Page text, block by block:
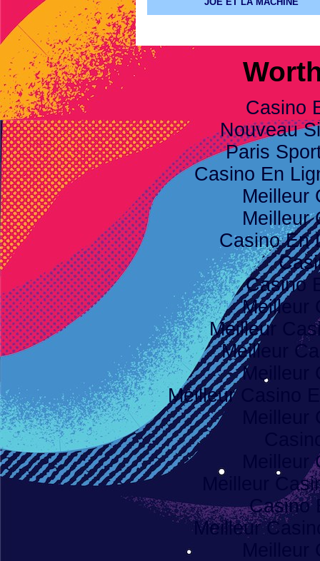
Casino
Nouveau
Paris
Casino En
Meilleur
Meilleur
Casino En
Casino
Meilleur
Meilleur
Meilleur
Meilleur
Meilleur Casino
Meilleur
Casino
Meilleur